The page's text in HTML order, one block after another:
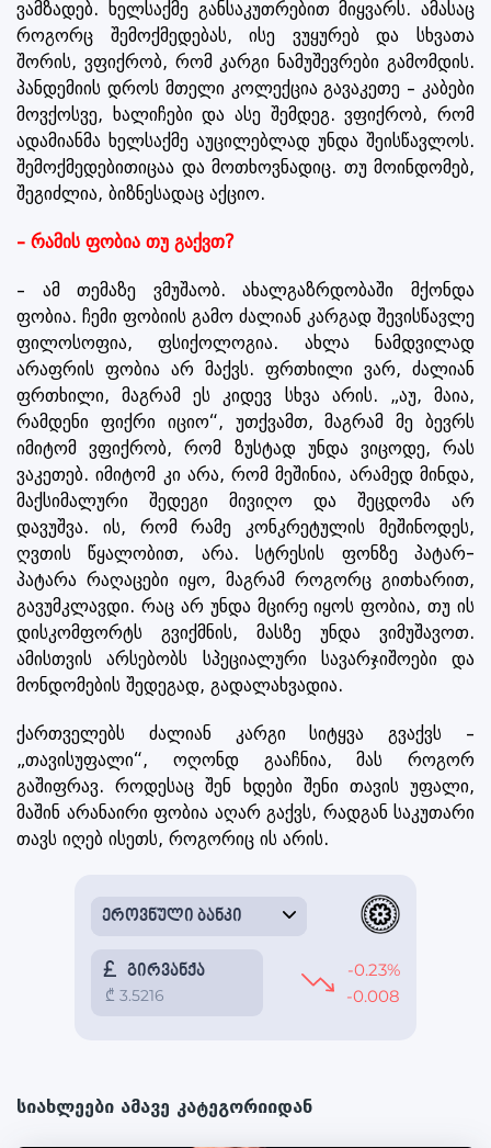
ვამზადებ. ხელსაქმე განსაკუთრებით მიყვარს. ამასაც
როგორც შემოქმედებას, ისე ვუყურებ და სხვათა
შორის, ვფიქრობ, რომ კარგი ნამუშევრები გამომდის.
პანდემიის დროს მთელი კოლექცია გავაკეთე – კაბები
მოვქოსვე, ხალიჩები და ასე შემდეგ. ვფიქრობ, რომ
ადამიანმა ხელსაქმე აუცილებლად უნდა შეისწავლოს.
შემოქმედებითიცაა და მოთხოვნადიც. თუ მოინდომებ,
შეგიძლია, ბიზნესადაც აქციო.
– რამის ფობია თუ გაქვთ?
– ამ თემაზე ვმუშაობ. ახალგაზრდობაში მქონდა
ფობია. ჩემი ფობიის გამო ძალიან კარგად შევისწავლე
ფილოსოფია, ფსიქოლოგია. ახლა ნამდვილად
არაფრის ფობია არ მაქვს. ფრთხილი ვარ, ძალიან
ფრთხილი, მაგრამ ეს კიდევ სხვა არის. „აუ, მაია,
რამდენი ფიქრი იციო“, უთქვამთ, მაგრამ მე ბევრს
იმიტომ ვფიქრობ, რომ ზუსტად უნდა ვიცოდე, რას
ვაკეთებ. იმიტომ კი არა, რომ მეშინია, არამედ მინდა,
მაქსიმალური შედეგი მივიღო და შეცდომა არ
დავუშვა. ის, რომ რამე კონკრეტულის მეშინოდეს,
ღვთის წყალობით, არა. სტრესის ფონზე პატარ-
პატარა რაღაცები იყო, მაგრამ როგორც გითხარით,
გავუმკლავდი. რაც არ უნდა მცირე იყოს ფობია, თუ ის
დისკომფორტს გვიქმნის, მასზე უნდა ვიმუშავოთ.
ამისთვის არსებობს სპეციალური სავარჯიშოები და
მონდომების შედეგად, გადალახვადია.
ქართველებს ძალიან კარგი სიტყვა გვაქვს –
„თავისუფალი“, ოღონდ გააჩნია, მას როგორ
გაშიფრავ. როდესაც შენ ხდები შენი თავის უფალი,
მაშინ არანაირი ფობია აღარ გაქვს, რადგან საკუთარი
თავს იღებ ისეთს, როგორიც ის არის.
სიახლეები ამავე კატეგორიიდან